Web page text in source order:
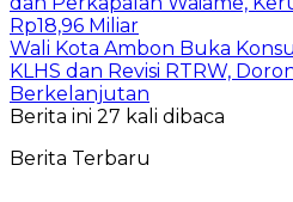
Rp18,96 Miliar
Wali Kota Ambon Buka
KLHS dan Revisi RTRW,
Berkelanjutan
Berita ini 27 kali dibaca
Berita Terbaru